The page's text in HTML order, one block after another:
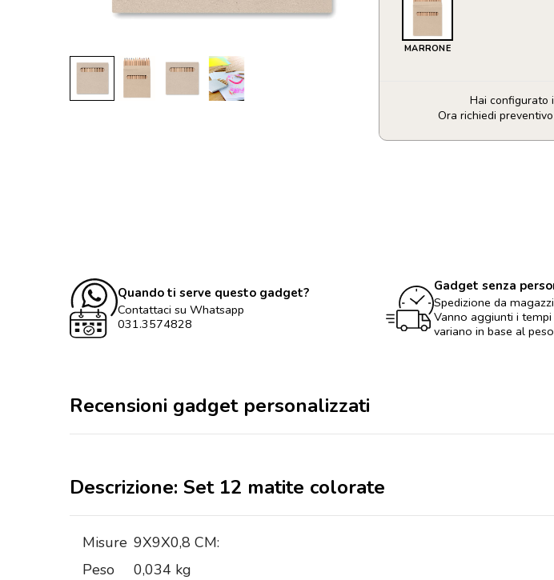
MARRONE
Hai configurato
Ora richiedi
Set
Quando ti serve questo gadget?
Contattaci su Whatsapp
031.3574828
Gadget senza
Spedizione da
Vanno aggiunti i
variano in base al
Recensioni gadget personalizzati
Descrizione: Set 12 matite colorate
Misure 9X9X0,8 CM:
Peso
0,034 kg